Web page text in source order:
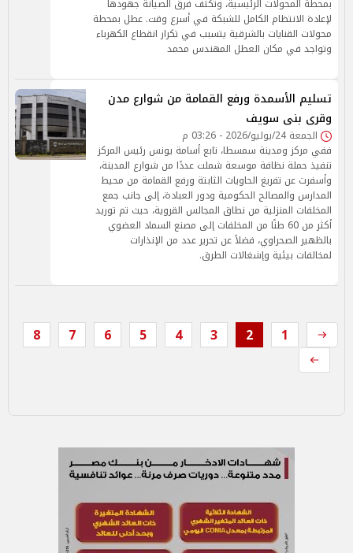
بمحطة المحولات الرئيسية، وتكثف فرق الصيانة جهودها
لإعادة الانتظام الكامل للشبكة في أسرع وقت. عطل بمحطة
محولات القنايات بالشرقية يتسبب في تكرار انقطاع الكهرباء
وتواجد في مكان العطل المهندس محمد
تسليم الأسمدة ورفع القمامة من شوارع مدن
وقرى بنى سويف
الجمعة 24/يوليو/2026 - 03:26 م
ففي مركز ومدينة سمسطا، تابع أسامة يونس رئيس المركز
تنفيذ حملة نظافة موسعة شملت عددًا من شوارع المدينة،
وأسفرت عن تفريغ الحاويات الثابتة ورفع القمامة من محيط
المدارس والمصالح الحكومية ودور العبادة، إلى جانب جمع
المخلفات المنزلية من نطاق المجالس القروية، حيث تم توريد
أكثر من 60 طنًا من المخلفات إلى مصنع السماد العضوي
بالظهير الصحراوي، فضلاً عن تحرير عدد من الإنذارات
لمخالفات بيئية وإشغالات الطرق.
1
2
3
4
5
6
7
8